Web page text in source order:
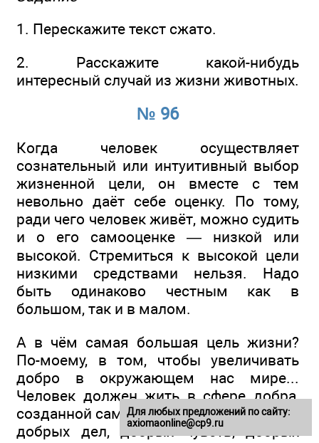
1. Перескажите текст сжато.
2. Расскажите какой-нибудь
интересный случай из жизни животных.
№ 96
Когда человек осуществляет
сознательный или интуитивный выбор
жизненной цели, он вместе с тем
невольно даёт себе оценку. По тому,
ради чего человек живёт, можно судить
и о его самооценке — низкой или
высокой. Стремиться к высокой цели
низкими средствами нельзя. Надо
быть одинаково честным как в
большом, так и в малом.
А в чём самая большая цель жизни?
По-моему, в том, чтобы увеличивать
добро в окружающем нас мире...
Человек должен жить в сфере добра,
созданной самим. Она создаётся из его
добрых дел, добрых чувств, добрых
Для любых предложений по сайту:
axiomaonline@cp9.ru